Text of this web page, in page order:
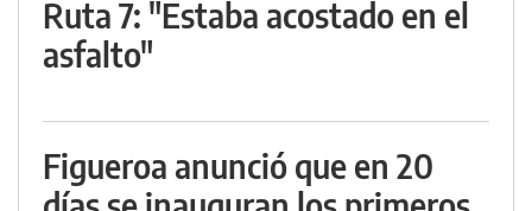
Ruta 7: "Estaba acostado en el
asfalto"
Figueroa anunció que en 20